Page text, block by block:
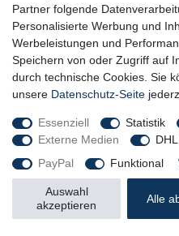
beinhalten. Dazu gehören vor
Wasserball und Handball. Eine
sind beispielsweise sogenannte
mit beiden Händen vor der
gegen eine Wand oder zu
Auch Überkopfwürfe mit
Präzision gleichermaßen
Sportler bei diesem Wurf nicht
durch das Zusatzgewicht des
weitere Möglichkeit ist das
das Werfen des Medizinballs
heraus. Auch beliebt ist der
Partner folgende
Personalisierte Werbung und
Werbeleistungen und
Speichern von oder Zugriff auf
durch technische Cookies. Sie
unsere Datenschutz-Seite
Essenziell Statistik
Externe Medien
PayPal
Funktional
Alle
Auswahl
akzeptieren